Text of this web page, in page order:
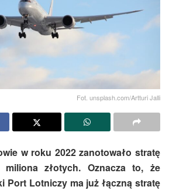
Fot. unsplash.com/Artturi Jalli
w roku 2022 zanotowało stratę
złotych. Oznacza to, że
Port Lotniczy ma już łączną stratę